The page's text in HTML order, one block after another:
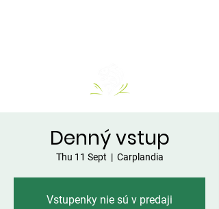
Denný vstup
Thu 11 Sept
  |
Carplandia
Vstupenky nie sú v predaji